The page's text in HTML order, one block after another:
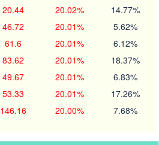
20.44 20.02% 14.77%
46.72 20.01% 5.62%
61.6 20.01% 6.12%
83.62 20.01% 18.37%
49.67 20.01% 6.83%
53.33 20.01% 17.26%
146.16 20.00% 7.68%